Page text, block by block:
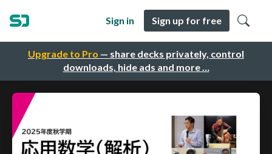
Upgrade to Pro — share decks privately, control
downloads, hide ads and more …
Sign in Sign up for free